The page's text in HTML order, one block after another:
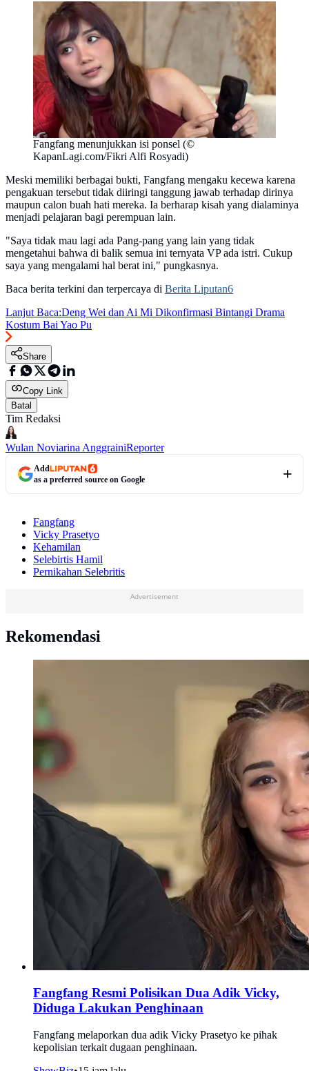
Fangfang menunjukkan isi ponsel (©
KapanLagi.com/Fikri Alfi Rosyadi)
Meski memiliki berbagai bukti, Fangfang mengaku kecewa karena
pengakuan tersebut tidak diiringi tanggung jawab terhadap dirinya
maupun calon buah hati mereka. Ia berharap kisah yang dialaminya
menjadi pelajaran bagi perempuan lain.
"Saya tidak mau lagi ada Pang-pang yang lain yang tidak
mengetahui bahwa di balik semua ini ternyata VP ada istri. Cukup
saya yang mengalami hal berat ini," pungkasnya.
Baca berita terkini dan terpercaya di Berita Liputan6
Lanjut Baca:Deng Wei dan Ai Mi Dikonfirmasi Bintangi Drama
Kostum Bai Yao Pu
Share
Copy Link
Batal
Tim Redaksi
Wulan Noviarina AnggrainiReporter
Add
as a preferred source on Google
Fangfang
Vicky Prasetyo
Kehamilan
Selebirtis Hamil
Pernikahan Selebritis
Advertisement
Rekomendasi
Fangfang Resmi Polisikan Dua Adik Vicky,
Diduga Lakukan Penghinaan
Fangfang melaporkan dua adik Vicky Prasetyo ke pihak
kepolisian terkait dugaan penghinaan.